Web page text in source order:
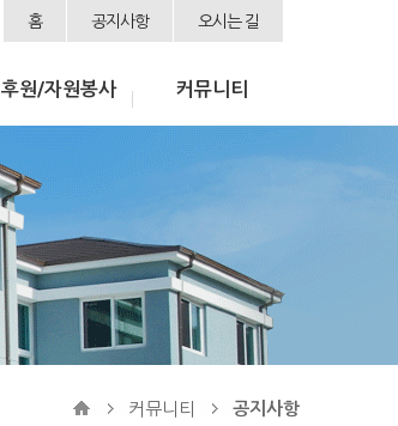
홈 공지사항 오시는 길
후원/자원봉사 커뮤니티
커뮤니티 공지사항